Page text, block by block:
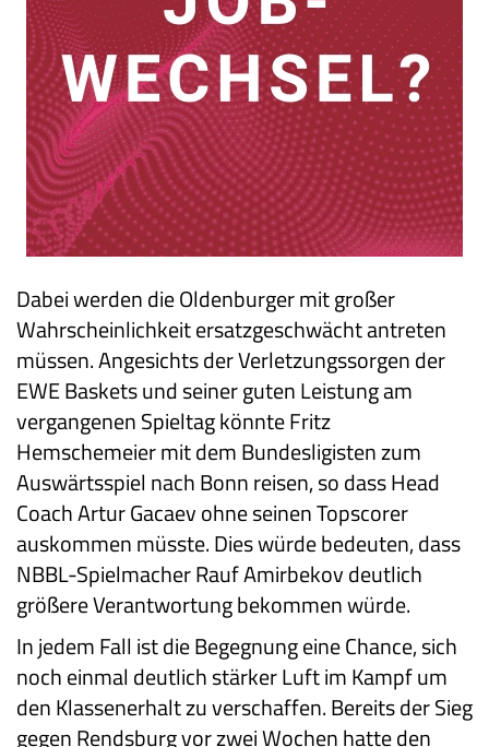
Dabei werden die Oldenburger mit großer
Wahrscheinlichkeit ersatzgeschwächt antreten
müssen. Angesichts der Verletzungssorgen der
EWE Baskets und seiner guten Leistung am
vergangenen Spieltag könnte Fritz
Hemschemeier mit dem Bundesligisten zum
Auswärtsspiel nach Bonn reisen, so dass Head
Coach Artur Gacaev ohne seinen Topscorer
auskommen müsste. Dies würde bedeuten, dass
NBBL-Spielmacher Rauf Amirbekov deutlich
größere Verantwortung bekommen würde.
In jedem Fall ist die Begegnung eine Chance, sich
noch einmal deutlich stärker Luft im Kampf um
den Klassenerhalt zu verschaffen. Bereits der Sieg
gegen Rendsburg vor zwei Wochen hatte den